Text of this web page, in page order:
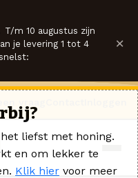
T/m 10 augustus zijn
je levering 1 tot 4
×
liefst met honing.
en om lekker te
Klik hier voor meer